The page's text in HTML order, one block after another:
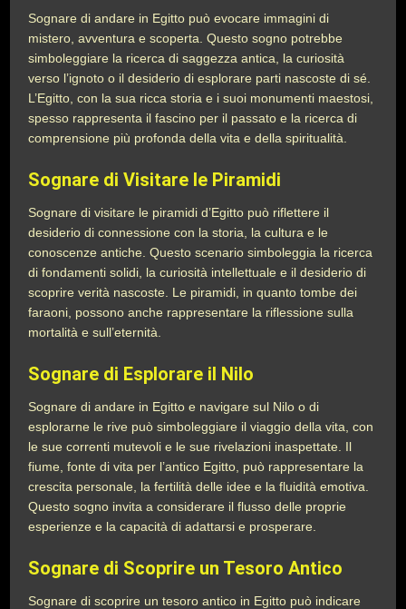
Sognare di andare in Egitto può evocare immagini di
mistero, avventura e scoperta. Questo sogno potrebbe
simboleggiare la ricerca di saggezza antica, la curiosità
verso l’ignoto o il desiderio di esplorare parti nascoste di sé.
L’Egitto, con la sua ricca storia e i suoi monumenti maestosi,
spesso rappresenta il fascino per il passato e la ricerca di
comprensione più profonda della vita e della spiritualità.
Sognare di Visitare le Piramidi
Sognare di visitare le piramidi d’Egitto può riflettere il
desiderio di connessione con la storia, la cultura e le
conoscenze antiche. Questo scenario simboleggia la ricerca
di fondamenti solidi, la curiosità intellettuale e il desiderio di
scoprire verità nascoste. Le piramidi, in quanto tombe dei
faraoni, possono anche rappresentare la riflessione sulla
mortalità e sull’eternità.
Sognare di Esplorare il Nilo
Sognare di andare in Egitto e navigare sul Nilo o di
esplorarne le rive può simboleggiare il viaggio della vita, con
le sue correnti mutevoli e le sue rivelazioni inaspettate. Il
fiume, fonte di vita per l’antico Egitto, può rappresentare la
crescita personale, la fertilità delle idee e la fluidità emotiva.
Questo sogno invita a considerare il flusso delle proprie
esperienze e la capacità di adattarsi e prosperare.
Sognare di Scoprire un Tesoro Antico
Sognare di scoprire un tesoro antico in Egitto può indicare